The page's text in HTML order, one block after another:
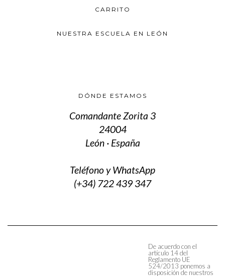
CARRITO
NUESTRA ESCUELA EN LEÓN
DÓNDE ESTAMOS
Comandante Zorita 3
24004
León · España
Teléfono y WhatsApp
(+34) 722 439 347
De acuerdo con el
artículo 14 del
Reglamento UE
524/2013 ponemos a
disposición de nuestros